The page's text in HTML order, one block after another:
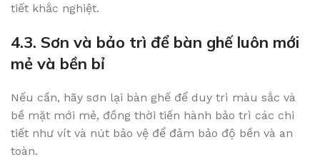
tiết khắc nghiệt.
4.3. Sơn và bảo trì để bàn ghế luôn mới
mẻ và bền bỉ
Nếu cần, hãy sơn lại bàn ghế để duy trì màu sắc và
bề mặt mới mẻ, đồng thời tiến hành bảo trì các chi
tiết như vít và nút bảo vệ để đảm bảo độ bền và an
toàn.